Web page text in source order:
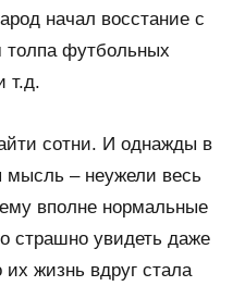
начал восстание с
толпа футбольных
т.д.
сотни. И однажды в
мысль – неужели весь
вполне нормальные
страшно увидеть даже
жизнь вдруг стала